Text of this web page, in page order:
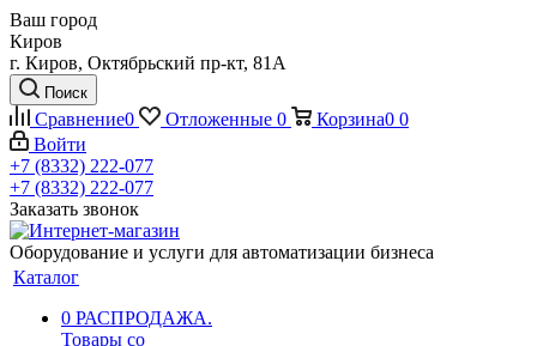
Ваш город
Киров
г. Киров, Октябрьский пр-кт, 81А
Поиск
Сравнение0 Отложенные 0 Корзина0 0
Войти
+7 (8332) 222-077
+7 (8332) 222-077
Заказать звонок
Оборудование и услуги для автоматизации бизнеса
Каталог
0 РАСПРОДАЖА.
Товары со